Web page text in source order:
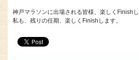
神戸マラソンに出場される皆様、楽しくFinishし
私も、残りの任期、楽しくFinishします。